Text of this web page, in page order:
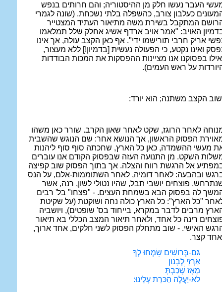
העבר נעשו חלק מן ההיסטוריה; והם חרותים בנפש
כעלבון צורב, כהשפלה בלתי נשכחת. (שונה לגמרי
המתקבל בשירת משה מתיאור העתיד המצטייר
האויב: "אמר אויב ארדף אשיג אחלק שלל תמלאמו
אריק חרבי תורישמו ידי". אף כאן הקצב עולה, אך אינו
ואינו נקטע, כי הפעולה נעשית [בדמיון!] ללא מעצור,
בפסוקנו אנו מציינות ההפסקות את המכות הבודדות
על ראש העמים).
הקצב משתנה; הוא יורד:
לאחר הרוגז, שקט לאחר שאון הקרב. שורר כאן משהו
הפסוק הראשון, אך הנושא אחר: שם הנוגש שהשבית
מעשי ההשמדה, כאן כל הארץ, שחכתה סוף סוף ליהנות
השקט. מן התנועה העזה שבפסוק הקודם אנו עוברים
אל הרגשת רווח והצלה. אך בתוך הפסוק שוב קפיצה
ובהבעה: לאחר דומיה, לאחר השתוממות-אלם, על הנס
פוצחים יושבי תבל, שהיו נטולי לשון, רנה, אשר
לה בפסוק הבא בשמחת העצים. - "פצחו" בל' רבים
"כל הארץ": כל הארץ כולה נחה ושוקטת (על שקיטת
מרבים לדבר במקרא, בייחוד בס' שופטים), ויושביה
רינה כל אחד, ולאחר תיאור המצב הכללי בא תיאור
האישי. - שוב מתחלק הפסוק לשני חלקים, אחד ארוך,
קצר.
גַּם-בְּרושִׁים שָׂמְחוּ לְךָ
אַרְזֵי לְבָנון
מֵאָז שָׁכַבְתָּ
לא-יַעֲלֶה הַכּרֵת עָלֵינוּ: